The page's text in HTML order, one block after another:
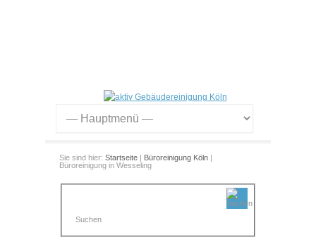
Sie sind hier: Startseite | Büroreinigung Köln |
Büroreinigung in Wesseling